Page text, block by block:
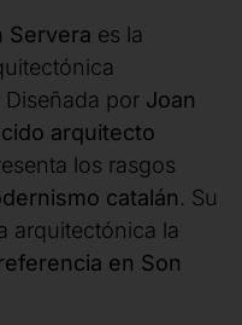
Servera es la
por Joan
arquitecto
los rasgos
catalán. Su
arquitectónica la
en Son